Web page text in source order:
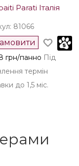
Parati Італія
81066
грн/панно Під
термін
до 1,5 міс.